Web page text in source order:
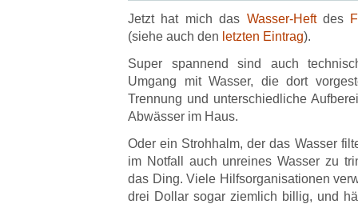
Jetzt hat mich das Wasser-Heftdes
(siehe auch den letzten Eintrag).
Super spannend sind auch
Umgang mit Wasser, die dort
Trennung und unterschiedliche
Abwässer im Haus.
Oder ein Strohhalm, der das Wasser
im Notfall auch unreines Wasser zu
das Ding. Viele Hilfsorganisationen
drei Dollar sogar ziemlich billig, und